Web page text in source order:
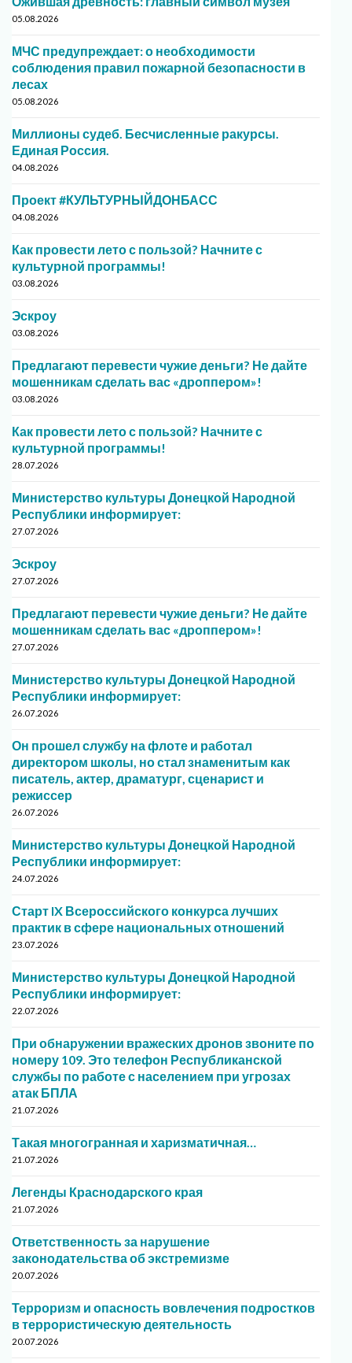
05.08.2026
МЧС предупреждает: о необходимости
соблюдения правил пожарной безопасности в
лесах
05.08.2026
Миллионы судеб. Бесчисленные ракурсы.
Единая Россия.
04.08.2026
Проект #КУЛЬТУРНЫЙДОНБАСС
04.08.2026
Как провести лето с пользой? Начните с
культурной программы!
03.08.2026
Эскроу
03.08.2026
Предлагают перевести чужие деньги? Не дайте
мошенникам сделать вас «дроппером»!
03.08.2026
Как провести лето с пользой? Начните с
культурной программы!
28.07.2026
Министерство культуры Донецкой Народной
Республики информирует:
27.07.2026
Эскроу
27.07.2026
Предлагают перевести чужие деньги? Не дайте
мошенникам сделать вас «дроппером»!
27.07.2026
Министерство культуры Донецкой Народной
Республики информирует:
26.07.2026
Он прошел службу на флоте и работал
директором школы, но стал знаменитым как
писатель, актер, драматург, сценарист и
режиссер
26.07.2026
Министерство культуры Донецкой Народной
Республики информирует:
24.07.2026
Старт IX Всероссийского конкурса лучших
практик в сфере национальных отношений
23.07.2026
Министерство культуры Донецкой Народной
Республики информирует:
22.07.2026
При обнаружении вражеских дронов звоните по
номеру 109. Это телефон Республиканской
службы по работе с населением при угрозах
атак БПЛА
21.07.2026
Такая многогранная и харизматичная…
21.07.2026
Легенды Краснодарского края
21.07.2026
Ответственность за нарушение
законодательства об экстремизме
20.07.2026
Терроризм и опасность вовлечения подростков
в террористическую деятельность
20.07.2026